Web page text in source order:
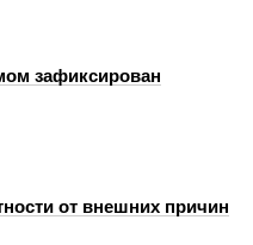
зафиксирован
от внешних причин